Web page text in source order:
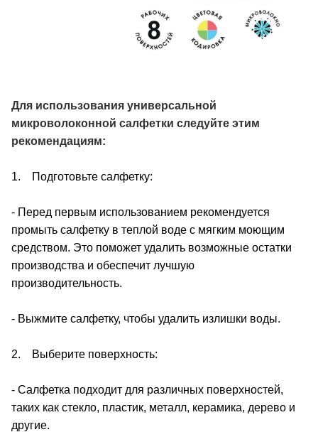
Для использования универсальной
микроволоконной салфетки следуйте этим
рекомендациям:
1. Подготовьте салфетку:
- Перед первым использованием рекомендуется
промыть салфетку в теплой воде с мягким моющим
средством. Это поможет удалить возможные остатки
производства и обеспечит лучшую
производительность.
- Выжмите салфетку, чтобы удалить излишки воды.
2. Выберите поверхность:
- Салфетка подходит для различных поверхностей,
таких как стекло, пластик, металл, керамика, дерево и
другие.